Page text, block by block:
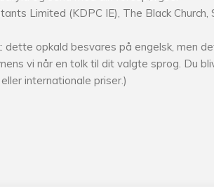
Limited (KDPC IE), The Black Church,
opkald besvares på engelsk, men
vi når en tolk til dit valgte sprog. Du
internationale priser.)